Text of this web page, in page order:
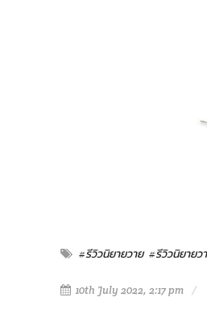
#รีวิวนิยายวาย #รีวิวนิยายว
10th July 2022, 2:17 pm